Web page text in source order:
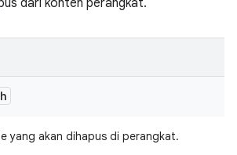
dari konten perangkat.
yang akan dihapus di perangkat.